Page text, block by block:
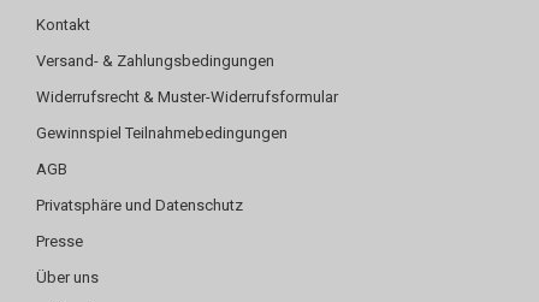
Kontakt
Versand- & Zahlungsbedingungen
Widerrufsrecht & Muster-Widerrufsformular
Gewinnspiel Teilnahmebedingungen
AGB
Privatsphäre und Datenschutz
Presse
Über uns